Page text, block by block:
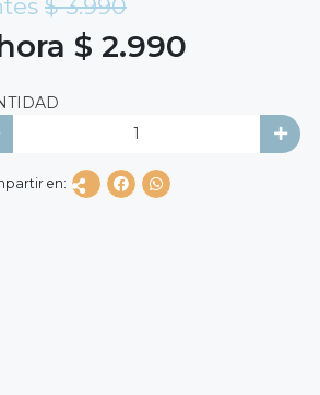
$ 3.990
$ 2.990
en: